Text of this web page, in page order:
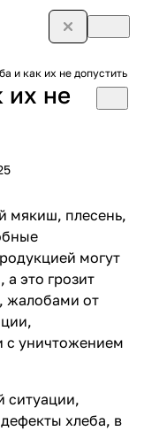
и как их не допустить
их не
мякиш, плесень,
могут
это грозит
жалобами от
с уничтожением
ситуации,
хлеба, в